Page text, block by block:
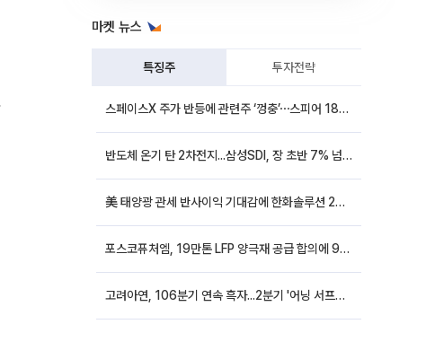
마켓 뉴스
특징주 투자전략
스페이스X 주가 반등에 관련주 ‘껑충’⋯스피어 18%ㆍ에이치브이엠 12%↑
반도체 온기 탄 2차전지...삼성SDI, 장 초반 7% 넘게 껑충
美 태양광 관세 반사이익 기대감에 한화솔루션 20%대·OCI홀딩스 14%대 급등
포스코퓨처엠, 19만톤 LFP 양극재 공급 합의에 9%대 강세
고려아연, 106분기 연속 흑자...2분기 '어닝 서프라이즈'에 장 초반 12%대 강세